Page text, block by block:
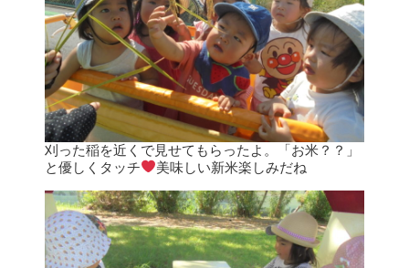
刈った稲を近くで見せてもらったよ。「お米？？」
と優しくタッチ
美味しい新米楽しみだね